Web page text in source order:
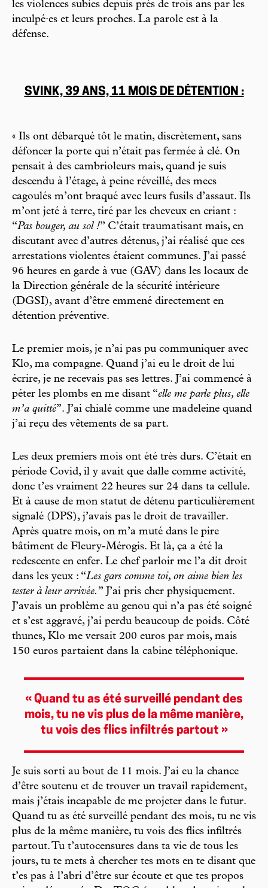
les violences subies depuis près de trois ans par les
inculpé·es et leurs proches. La parole est à la
défense.
SVINK, 39 ANS, 11 MOIS DE DÉTENTION :
« Ils ont débarqué tôt le matin, discrètement, sans
défoncer la porte qui n’était pas fermée à clé. On
pensait à des cambrioleurs mais, quand je suis
descendu à l’étage, à peine réveillé, des mecs
cagoulés m’ont braqué avec leurs fusils d’assaut. Ils
m’ont jeté à terre, tiré par les cheveux en criant :
“Pas bouger, au sol !” C’était traumatisant mais, en
discutant avec d’autres détenus, j’ai réalisé que ces
arrestations violentes étaient communes. J’ai passé
96 heures en garde à vue (GAV) dans les locaux de
la Direction générale de la sécurité intérieure
(DGSI), avant d’être emmené directement en
détention préventive.
Le premier mois, je n’ai pas pu communiquer avec
Klo, ma compagne. Quand j’ai eu le droit de lui
écrire, je ne recevais pas ses lettres. J’ai commencé à
péter les plombs en me disant “elle me parle plus, elle
m’a quitté”. J’ai chialé comme une madeleine quand
j’ai reçu des vêtements de sa part.
Les deux premiers mois ont été très durs. C’était en
période Covid, il y avait que dalle comme activité,
donc t’es vraiment 22 heures sur 24 dans ta cellule.
Et à cause de mon statut de détenu particulièrement
signalé (DPS), j’avais pas le droit de travailler.
Après quatre mois, on m’a muté dans le pire
bâtiment de Fleury-Mérogis. Et là, ça a été la
redescente en enfer. Le chef parloir me l’a dit droit
dans les yeux : “Les gars comme toi, on aime bien les
tester à leur arrivée. ” J’ai pris cher physiquement.
J’avais un problème au genou qui n’a pas été soigné
et s’est aggravé, j’ai perdu beaucoup de poids. Côté
thunes, Klo me versait 200 euros par mois, mais
150 euros partaient dans la cabine téléphonique.
« Quand tu as été surveillé pendant des
mois, tu ne vis plus de la même manière,
tu vois des flics infiltrés partout »
Je suis sorti au bout de 11 mois. J’ai eu la chance
d’être soutenu et de trouver un travail rapidement,
mais j’étais incapable de me projeter dans le futur.
Quand tu as été surveillé pendant des mois, tu ne vis
plus de la même manière, tu vois des flics infiltrés
partout. Tu t’autocensures dans ta vie de tous les
jours, tu te mets à chercher tes mots en te disant que
t’es pas à l’abri d’être sur écoute et que tes propos